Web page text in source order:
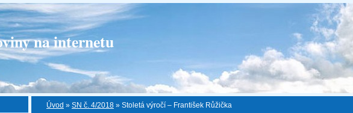
na internetu
Úvod » SN č. 4/2018 » Stoletá výročí ‒ František Růžička